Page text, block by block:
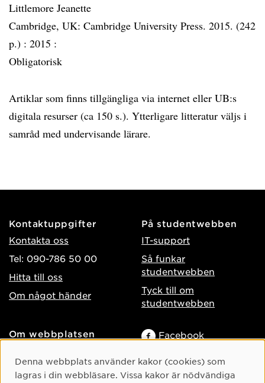
Littlemore Jeanette
Cambridge, UK: Cambridge University Press. 2015. (242
p.) : 2015 :
Obligatorisk
Artiklar som finns tillgängliga via internet eller UB:s
digitala resurser (ca 150 s.). Ytterligare litteratur väljs i
samråd med undervisande lärare.
Kontaktuppgifter
Kontakta oss
Tel: 090-786 50 00
Hitta till oss
Om något händer
På studentwebben
IT-support
Så funkar
studentwebben
Tyck till om
studentwebben
Om webbplatsen
Behandling av
Facebook
TikTok
Cookie-samtycke
Denna webbplats använder kakor (cookies) som
lagras i din webbläsare. Vissa kakor är nödvändiga